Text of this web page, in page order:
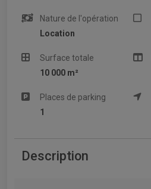
Nature de l'opération
Location
Surface totale
10 000 m²
Places de parking
1
Description